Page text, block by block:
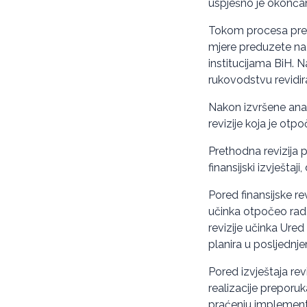
uspješno je
Tokom procesa
mjere preduzete
institucijama BiH.
rukovodstvu
Nakon izvršene
revizije koja je
Prethodna revizija
finansijski
Pored finansijske
učinka otpočeo
revizije učinka
planira u
Pored izvještaja
realizacije
praćenju